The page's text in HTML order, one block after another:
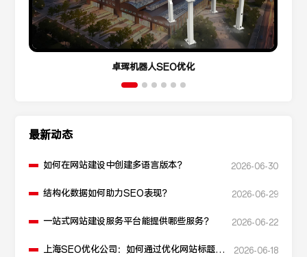
卓珲机器人SEO优化
最新动态
如何在网站建设中创建多语言版本？ 2026-06-30
结构化数据如何助力SEO表现？ 2026-06-29
一站式网站建设服务平台能提供哪些服务？ 2026-06-22
上海SEO优化公司：如何通过优化网站标题提
2026-06-18